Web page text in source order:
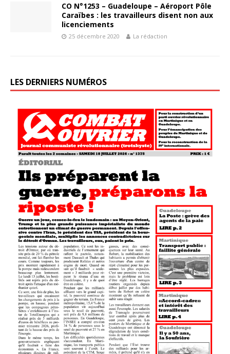
CO N°1253 – Guadeloupe – Aéroport Pôle
Caraïbes : les travailleurs disent non aux
licenciements
25 décembre 2020 La rédaction
LES DERNIERS NUMÉROS